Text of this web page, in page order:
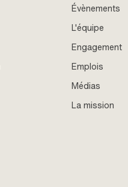
Évènements
L'équipe
Engagement
Emplois
Médias
La mission